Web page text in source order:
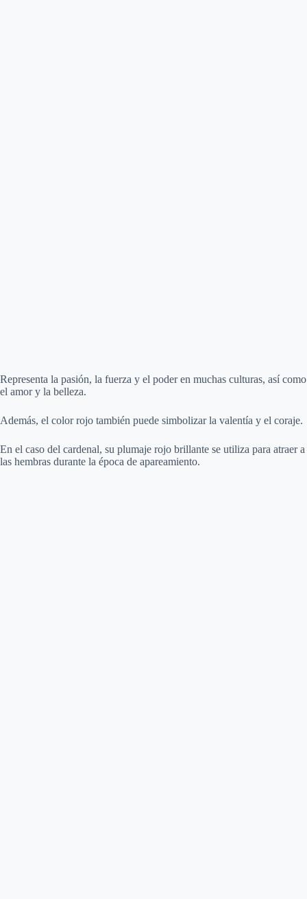
Representa la pasión, la fuerza y el poder en muchas culturas, así como
el amor y la belleza.
Además, el color rojo también puede simbolizar la valentía y el coraje.
En el caso del cardenal, su plumaje rojo brillante se utiliza para atraer a
las hembras durante la época de apareamiento.